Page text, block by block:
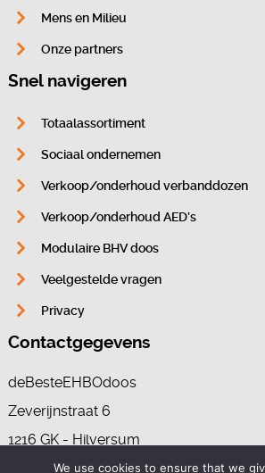
Mens en Milieu
Onze partners
Snel navigeren
Totaalassortiment
Sociaal ondernemen
Verkoop/onderhoud verbanddozen
Verkoop/onderhoud AED’s
Modulaire BHV doos
Veelgestelde vragen
Privacy
Contactgegevens
deBesteEHBOdoos
Zeverijnstraat 6
1216 GK - Hilversum
We use cookies to ensure that we